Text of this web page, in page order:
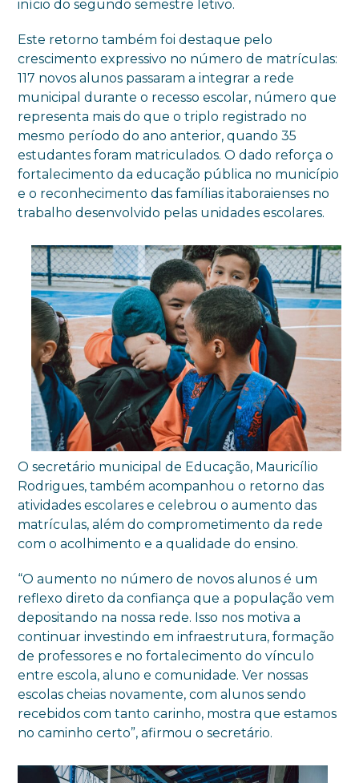
início do segundo semestre letivo.
Este retorno também foi destaque pelo
crescimento expressivo no número de matrículas:
117 novos alunos passaram a integrar a rede
municipal durante o recesso escolar, número que
representa mais do que o triplo registrado no
mesmo período do ano anterior, quando 35
estudantes foram matriculados. O dado reforça o
fortalecimento da educação pública no município
e o reconhecimento das famílias itaboraienses no
trabalho desenvolvido pelas unidades escolares.
O secretário municipal de Educação, Mauricílio
Rodrigues, também acompanhou o retorno das
atividades escolares e celebrou o aumento das
matrículas, além do comprometimento da rede
com o acolhimento e a qualidade do ensino.
“O aumento no número de novos alunos é um
reflexo direto da confiança que a população vem
depositando na nossa rede. Isso nos motiva a
continuar investindo em infraestrutura, formação
de professores e no fortalecimento do vínculo
entre escola, aluno e comunidade. Ver nossas
escolas cheias novamente, com alunos sendo
recebidos com tanto carinho, mostra que estamos
no caminho certo”, afirmou o secretário.